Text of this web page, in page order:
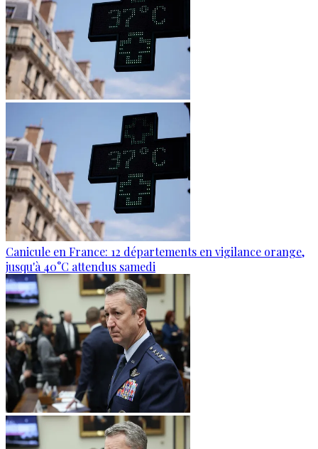
Canicule en France: 12 départements en vigilance orange,
jusqu'à 40°C attendus samedi